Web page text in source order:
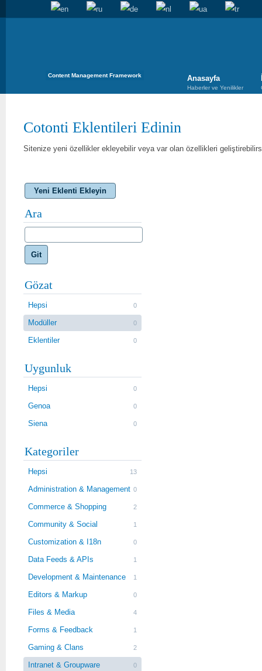
Content Management Framework Anasayfa
Haberler ve Yenilikler
Cotonti Eklentileri Edinin
Sitenize yeni özellikler ekleyebilir veya var olan özellikleri
Yeni Eklenti Ekleyin
Ara
Git
Gözat
Hepsi 0
Modüller 0
Eklentiler 0
Uygunluk
Hepsi 0
Genoa 0
Siena 0
Kategoriler
Hepsi 13
Administration & Management 0
Commerce & Shopping 2
Community & Social 1
Customization & I18n 0
Data Feeds & APIs 1
Development & Maintenance 1
Editors & Markup 0
Files & Media 4
Forms & Feedback 1
Gaming & Clans 2
Intranet & Groupware 0